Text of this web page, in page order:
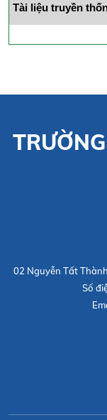
Tài liệu truyền
02 Nguyễn Tất
Số